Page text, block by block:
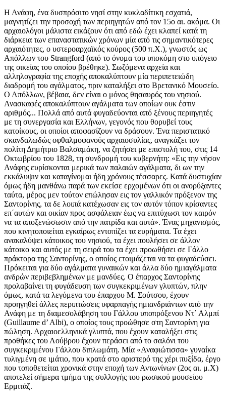
Η Ανάφη, ένα δυσπρόσιτο νησί στην κυκλαδίτικη εσχατιά,
μαγνητίζει την προσοχή των περιηγητών από τον 15ο αι. ακόμα. Οι
αρχαιολόγοι μάλιστα εικάζουν ότι από εδώ έχει κλαπεί κατά τη
διάρκεια των επαναστατικών χρόνων μία από τις σημαντικότερες
αρχαιότητες, ο υστεροαρχαϊκός κούρος (500 π.Χ.), γνωστός ως
Απόλλων του Strangford (από το όνομα του υποκόμη στο υπόγειο
της οικείας του οποίου βρέθηκε). Σωζόμενα αρχεία και
αλληλογραφία της εποχής αποκαλύπτουν μία περιπετειώδη
διαδρομή του αγάλματος, πριν καταλήξει στο Βρετανικό Μουσείο.
Ο Απόλλων, βέβαια, δεν είναι ο μόνος θησαυρός του νησιού.
Ανασκαφές αποκαλύπτουν αγάλματα των οποίων ουκ έστιν
αριθμός... Πολλά από αυτά φυγαδεύονται από ξένους περιηγητές
με τη συνεργασία και Ελλήνων, γεγονός που θορυβεί τους
κατοίκους, οι οποίοι αποφασίζουν να δράσουν. Ένα περιστατικό
σκανδαλωδώς οφθαλμοφανούς αρχαιοσυλίας, αναγκάζει τον
πολίτη Δημήτριο Βαλσαμάκη, να ζητήσει με επιστολή του, στις 14
Οκτωβρίου του 1828, τη συνδρομή του κυβερνήτη: «Εις την νήσον
Ανάφης ευρίσκονται μερικά των παλαιών αγάλματα, δι ων την
εκκάλυψιν και καταγίνομαι ήδη χρόνους τέσσαρες. Κατά δυστυχίαν
όμως ήδη μανθάνω παρά των εκείσε ερχομένων ότι οι ανορύξαντες
ταύτα, μέρος μεν τούτον επώλησαν εις τον γαλλικόν πρόξενον της
Σαντορίνης, τα δε λοιπά κατέχωσαν εις τον αυτόν τόπον κρίσαντες
επ΄αυτών και οικίαν προς ασφάλειαν έως να επιτύχωσι τον καιρόν
να τα αποξενώσωσιν από την πατρίδα και αυτά». Ένας μηχανισμός,
που κινητοποιείται εγκαίρως εντοπίζει τα ευρήματα. Τα έχει
ανακαλύψει κάτοικος του νησιού, τα έχει πουλήσει σε άλλον
κάτοικο και αυτός με τη σειρά του τα έχει προωθήσει σε Γάλλο
πράκτορα της Σαντορίνης, ο οποίος ετοιμάζεται να τα φυγαδεύσει.
Πρόκειται για δύο αγάλματα γυναικών και άλλα δύο ημιαγάλματα
ανδρών περιβεβλημένων με μανδύες. Ο έπαρχος Σαντορίνης
προλαβαίνει τη φυγάδευση των συγκεκριμένων γλυπτών, πλην
όμως, κατά τα λεγόμενα του έπαρχου Μ. Σούτσου, έχουν
προηγηθεί άλλες περιπτώσεις υφαρπαγής ημιανδριάντων από την
Ανάφη με τη διαμεσολάβηση του Γάλλου υποπρόξενου Ντ΄ Αλμπί
(Guillaume d’ Albi), ο οποίος τους προώθησε στη Σαντορίνη για
πώληση. Αρχαιοελληνικά γλυπτά, που έχουν καταλήξει στις
προθήκες του Λούβρου έχουν περάσει από το σαλόνι του
συγκεκριμένου Γάλλου διπλωμάτη. Μία «Αναφιώτισσα» γυναίκα
τυλιγμένη σε ιμάτιο, που κρατά στο αριστερό της χέρι πυξίδα, έργο
που τοποθετείται χρονικά στην εποχή των Αντωνίνων (2ος αι. μ.Χ)
αποτελεί σήμερα τμήμα της συλλογής του ρωσικού μουσείου
Ερμιτάζ.